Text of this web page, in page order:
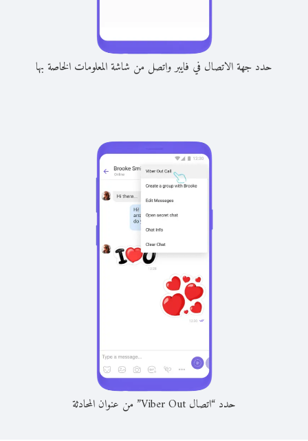
حدد جهة الاتصال في فايبر واتصل من شاشة المعلومات الخاصة بها
حدد “اتصال Viber Out” من عنوان المحادثة